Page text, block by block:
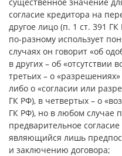
согласие кредитора на
другое лицо (п. 1 ст. 391
по-разному использует
случаях он говорит «об
в других – об «отсутствии
третьих – о
либо о «согласии или
ГК РФ), в четвертых – о
ГК РФ), но в любом случае
предварительное
являющийся лишь
и заключению договора;